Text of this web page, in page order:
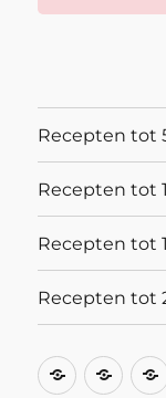
Recepten tot
Recepten tot
Recepten tot
Recepten tot
Recepten